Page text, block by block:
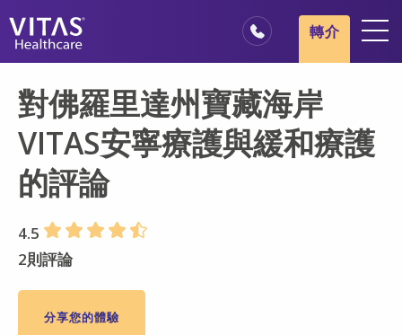
安寧療護基本概述
我們的服務
家庭與照顧者
轉介
對佛羅里達州寶藏海岸
VITAS安寧療護與緩和療護
的評論
4.5
2則評論
分享您的體驗